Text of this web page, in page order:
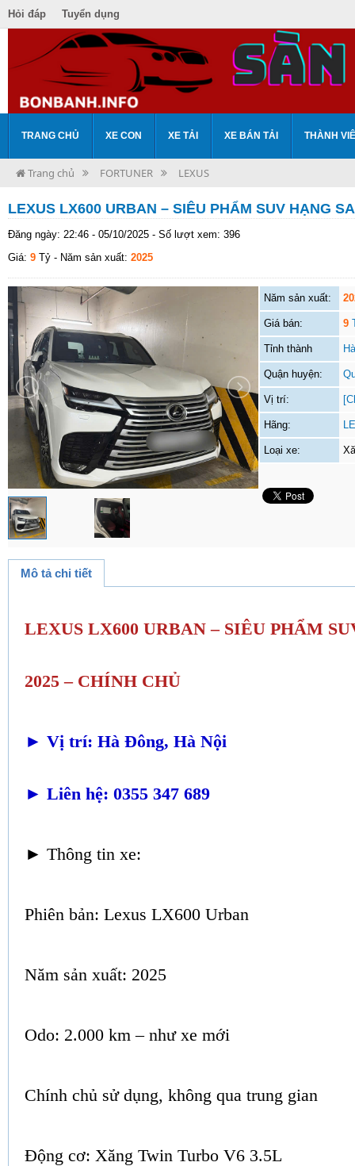
Hỏi đáp Tuyển dụng
TRANG CHỦ XE CON XE TẢI XE BÁN TẢI THÀNH
Trang chủ FORTUNER LEXUS
LEXUS LX600 URBAN – SIÊU PHẨM SUV HẠNG
Đăng ngày: 22:46 - 05/10/2025 - Số lượt xem: 396
Giá: 9 Tỷ - Năm sản xuất: 2025
Năm sản xuất:
Giá bán: 9
Tỉnh thành
Quận huyện:
Vị trí:
Hãng:
Loại xe:
Mô tả chi tiết
LEXUS LX600 URBAN – SIÊU PHẨM
2025 – CHÍNH CHỦ
► Vị trí: Hà Đông, Hà Nội
► Liên hệ: 0355 347 689
► Thông tin xe:
Phiên bản: Lexus LX600 Urban
Năm sản xuất: 2025
Odo: 2.000 km – như xe mới
Chính chủ sử dụng, không qua trung gian
Động cơ: Xăng Twin Turbo V6 3.5L